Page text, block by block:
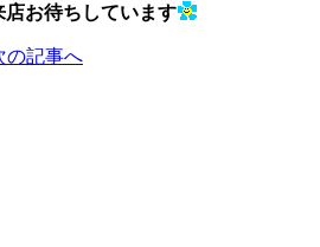
店お待ちしています
の記事へ